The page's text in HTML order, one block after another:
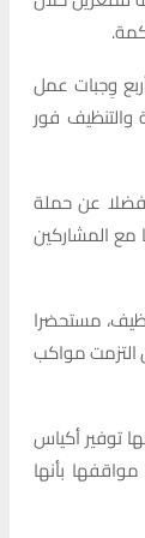
وِجبات عمل
والتنظيف فور
عن حملة
مع المشاركين
مستحضرا
التزمت مواكب
توفير أكياس
بأنها